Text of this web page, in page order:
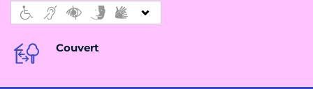
Couvert